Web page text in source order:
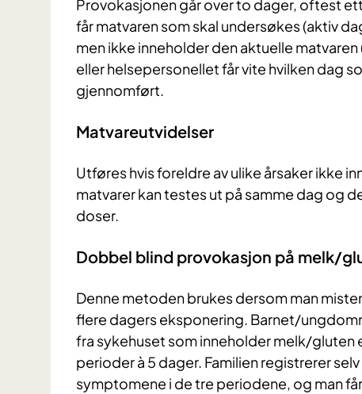
Provokasjonen går over to dager, oftest
får matvaren som skal undersøkes (aktiv
men ikke inneholder den aktuelle
eller helsepersonellet får vite hvilken dag
gjennomført.
Matvareutvidelser
Utføres hvis foreldre av ulike årsaker ikke
matvarer kan testes ut på samme dag og
doser.
Dobbel blind provokasjon på melk/
Denne metoden brukes dersom man
flere dagers eksponering. Barnet/
fra sykehuset som inneholder melk/gluten
perioder à 5 dager. Familien registrerer
symptomene i de tre periodene, og man